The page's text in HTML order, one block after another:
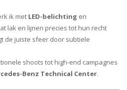
ik met LED-belichting en
lak en lijnen precies tot hun recht
de juiste sfeer door subtiele
shoots tot high-end campagnes
Benz Technical Center.